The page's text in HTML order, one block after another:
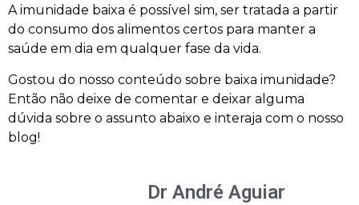
A imunidade baixa é possível sim, ser tratada a partir
do consumo dos alimentos certos para manter a
saúde em dia em qualquer fase da vida.
Gostou do nosso conteúdo sobre baixa imunidade?
Então não deixe de comentar e deixar alguma
dúvida sobre o assunto abaixo e interaja com o nosso
blog!
Dr André Aguiar